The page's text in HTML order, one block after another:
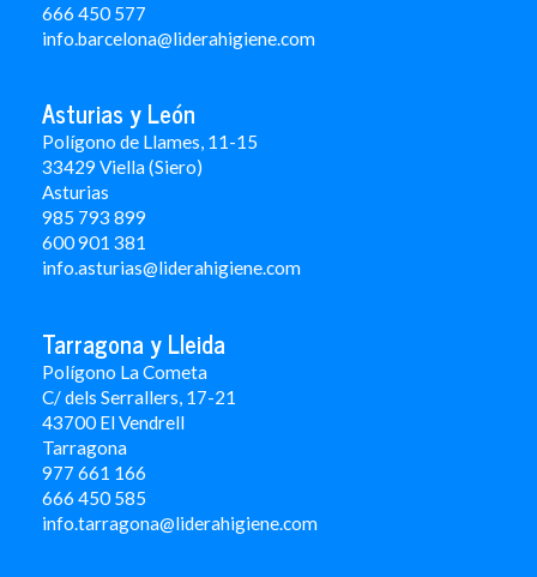
666 450 577
info.barcelona@liderahigiene.com
Asturias y León
Polígono de Llames, 11-15
33429 Viella (Siero)
Asturias
985 793 899
600 901 381
info.asturias@liderahigiene.com
Tarragona y Lleida
Polígono La Cometa
C/ dels Serrallers, 17-21
43700 El Vendrell
Tarragona
977 661 166
666 450 585
info.tarragona@liderahigiene.com